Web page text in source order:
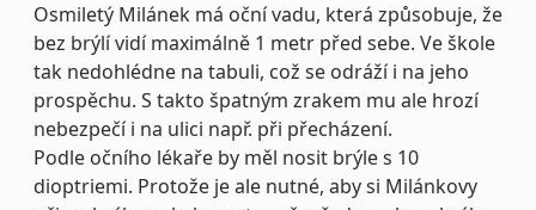
Osmiletý Milánek má oční vadu, která způsobuje, že
bez brýlí vidí maximálně 1 metr před sebe. Ve škole
tak nedohlédne na tabuli, což se odráží i na jeho
prospěchu. S takto špatným zrakem mu ale hrozí
nebezpečí i na ulici např. při přecházení.
Podle očního lékaře by měl nosit brýle s 10
dioptriemi. Protože je ale nutné, aby si Milánkovy